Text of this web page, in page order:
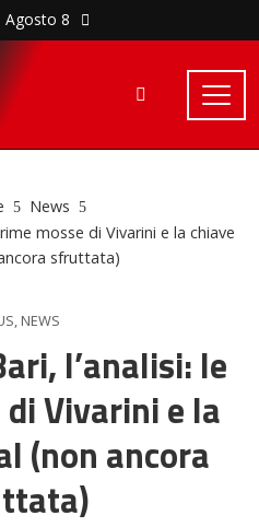
Agosto 8
News
mosse di Vivarini e la chiave
sfruttata)
, NEWS
l’analisi: le
Vivarini e la
(non ancora